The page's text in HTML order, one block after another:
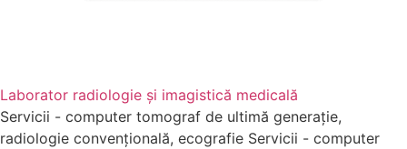
Laborator radiologie și imagistică medicală
Servicii - computer tomograf de ultimă generație,
radiologie convențională, ecografie Servicii - computer